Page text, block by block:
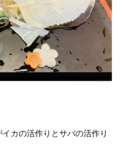
カの活作りとサバの活作り